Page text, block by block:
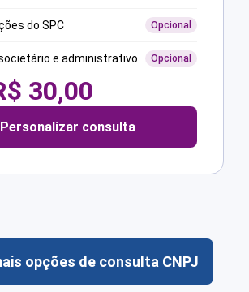
do SPC Opcional
e administrativo Opcional
30,00
Personalizar consulta
opções de consulta CNPJ